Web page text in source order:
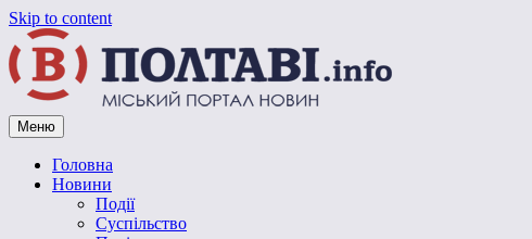
Skip to content
Vpoltave.info
Полтавський портал новин
Меню
Головна
Новини
Події
Суспільство